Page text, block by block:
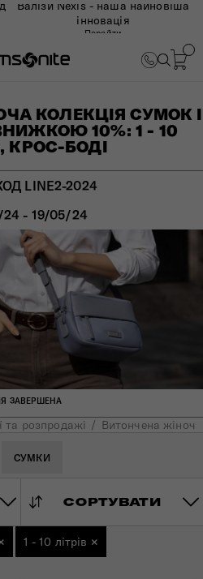
Валізи Nexis - наша найновіша
інновація
Перейти
КОЛЕКЦІЯ СУМОК І
10%: 1 - 10
КРОС-БОДІ
LINE2-2024
- 19/05/24
ЗАВЕРШЕНА
та розпродажі Витончена
СУМКИ
СОРТУВАТИ
1 - 10 літрів ×